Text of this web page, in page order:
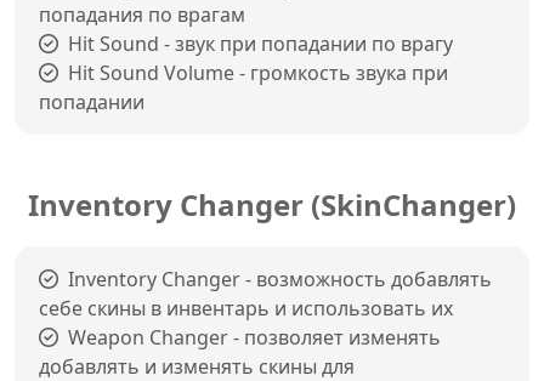
попадания по врагам
Hit Sound - звук при попадании по врагу
Hit Sound Volume - громкость звука при
попадании
Inventory Changer (SkinChanger)
Inventory Changer - возможность добавлять
себе скины в инвентарь и использовать их
Weapon Changer - позволяет изменять
добавлять и изменять скины для